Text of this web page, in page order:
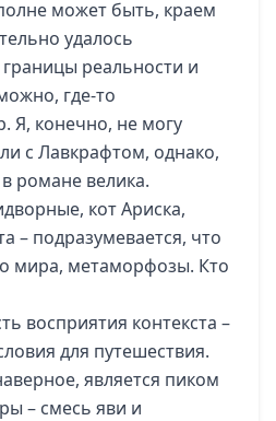
может быть, краем
удалось
реальности и
где-то
Я, конечно, не могу
с Лавкрафтом, однако,
романе велика.
кот Ариска,
– подразумевается, что
мира, метаморфозы. Кто
восприятия контекста –
для путешествия.
является пиком
– смесь яви и